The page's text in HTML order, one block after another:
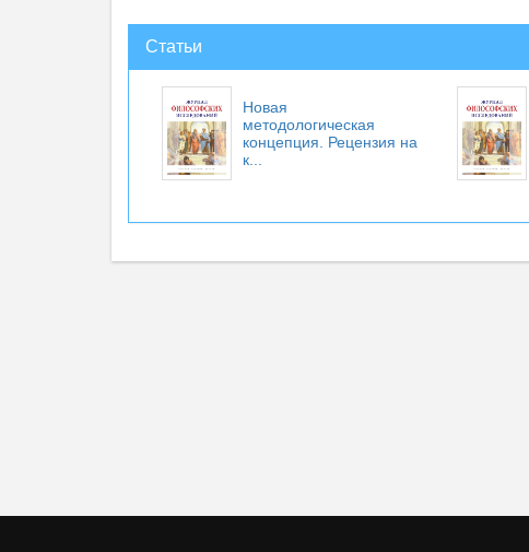
Статьи
Новая
методологическая
концепция. Рецензия на
к...